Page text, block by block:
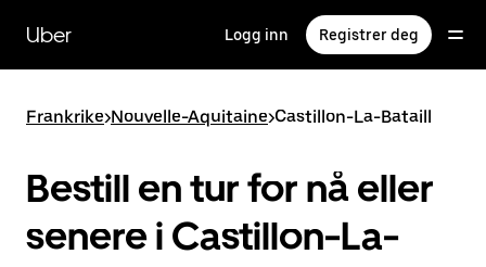
hovedinnholdet
Uber Logg inn Registrer deg
Frankrike>Nouvelle-Aquitaine>Castillon-La-Bataill
Bestill en tur for nå eller
senere i Castillon-La-